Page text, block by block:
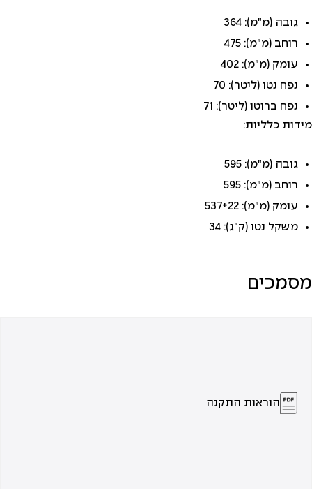
גובה (מ"מ): 364
רוחב (מ"מ): 475
עומק (מ"מ): 402
נפח נטו (ליטר): 70
נפח ברוטו (ליטר): 71
מידות כלליות:
גובה (מ"מ): 595
רוחב (מ"מ): 595
עומק (מ"מ): 537+22
משקל נטו (ק"ג): 34
מסמכים
הוראות התקנה